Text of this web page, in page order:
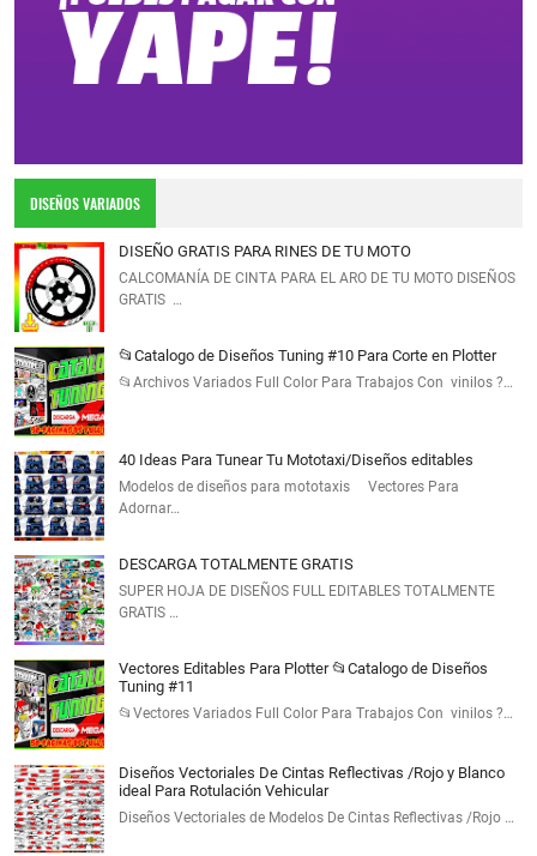
DISEÑOS VARIADOS
DISEÑO GRATIS PARA RINES DE TU MOTO
CALCOMANÍA DE CINTA PARA EL ARO DE TU MOTO DISEÑOS
GRATIS …
📂Catalogo de Diseños Tuning #10 Para Corte en Plotter
📂Archivos Variados Full Color Para Trabajos Con vinilos ?…
40 Ideas Para Tunear Tu Mototaxi/Diseños editables
Modelos de diseños para mototaxis Vectores Para
Adornar…
DESCARGA TOTALMENTE GRATIS
SUPER HOJA DE DISEÑOS FULL EDITABLES TOTALMENTE
GRATIS …
Vectores Editables Para Plotter 📂Catalogo de Diseños
Tuning #11
📂Vectores Variados Full Color Para Trabajos Con vinilos ?…
Diseños Vectoriales De Cintas Reflectivas /Rojo y Blanco
ideal Para Rotulación Vehicular
Diseños Vectoriales de Modelos De Cintas Reflectivas /Rojo …